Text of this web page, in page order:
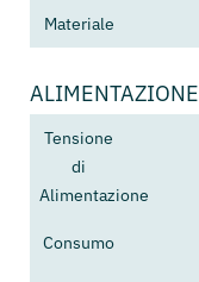
Materiale
ALIMENTAZIONE
Tensione
di
Alimentazione
Consumo